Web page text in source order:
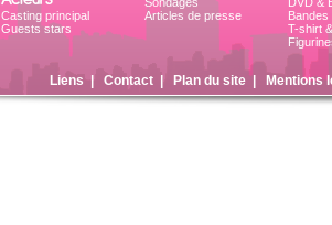
Casting principal
Guests stars
Articles de presse
Bandes
T-shirt
Liens Contact| Plan du site| Mentions